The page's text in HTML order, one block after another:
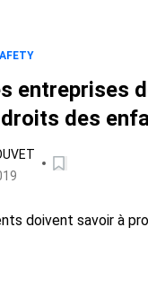
entreprises
des